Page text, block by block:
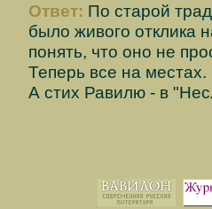
Ответ: По старой
было живого отклика
понять, что оно не
Теперь все на местах.
А стих Равилю - в